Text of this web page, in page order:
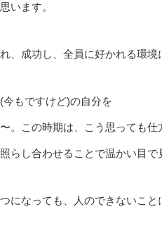
います。
、成功し、全員に好かれる環
もですけど)の自分を
。この時期は、こう思っても
らし合わせることで温かい目
になっても、人のできないこ